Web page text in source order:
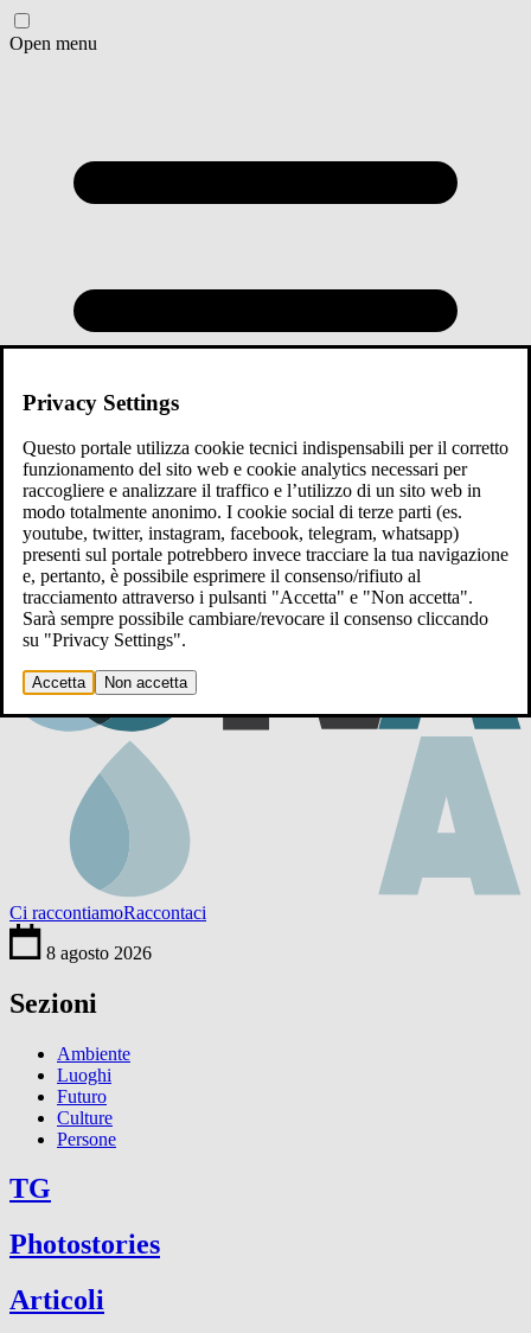
Open menu
Ci raccontiamoRaccontaci
8 agosto 2026
Sezioni
Ambiente
Luoghi
Futuro
Culture
Persone
TG
Photostories
Articoli
Privacy Settings
Questo portale utilizza cookie tecnici indispensabili per il corretto
funzionamento del sito web e cookie analytics necessari per
raccogliere e analizzare il traffico e l’utilizzo di un sito web in
modo totalmente anonimo. I cookie social di terze parti (es.
youtube, twitter, instagram, facebook, telegram, whatsapp)
presenti sul portale potrebbero invece tracciare la tua navigazione
e, pertanto, è possibile esprimere il consenso/rifiuto al
tracciamento attraverso i pulsanti "Accetta" e "Non accetta".
Sarà sempre possibile cambiare/revocare il consenso cliccando
su "Privacy Settings".
Accetta Non accetta